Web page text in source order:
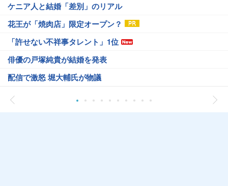
ケニア人と結婚「差別」のリアル
花王が「焼肉店」限定オープン？
「許せない不祥事タレント」1位
俳優の戸塚純貴が結婚を発表
配信で激怒 堀大輔氏が物議